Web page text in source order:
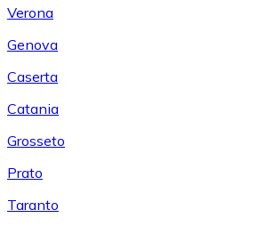
Verona
Genova
Caserta
Catania
Grosseto
Prato
Taranto